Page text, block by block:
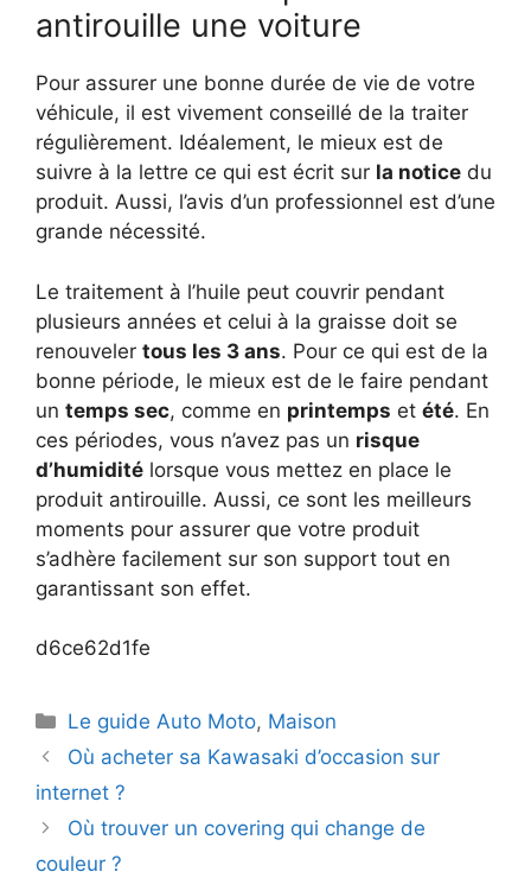
antirouille une voiture
Pour assurer une bonne durée de vie de votre
véhicule, il est vivement conseillé de la traiter
régulièrement. Idéalement, le mieux est de
suivre à la lettre ce qui est écrit sur la notice du
produit. Aussi, l’avis d’un professionnel est d’une
grande nécessité.
Le traitement à l’huile peut couvrir pendant
plusieurs années et celui à la graisse doit se
renouveler tous les 3 ans. Pour ce qui est de la
bonne période, le mieux est de le faire pendant
un temps sec, comme en printemps et été. En
ces périodes, vous n’avez pas un risque
d’humidité lorsque vous mettez en place le
produit antirouille. Aussi, ce sont les meilleurs
moments pour assurer que votre produit
s’adhère facilement sur son support tout en
garantissant son effet.
d6ce62d1fe
Catégories
Le guide Auto Moto, Maison
Où acheter sa Kawasaki d’occasion sur
internet ?
Où trouver un covering qui change de
couleur ?